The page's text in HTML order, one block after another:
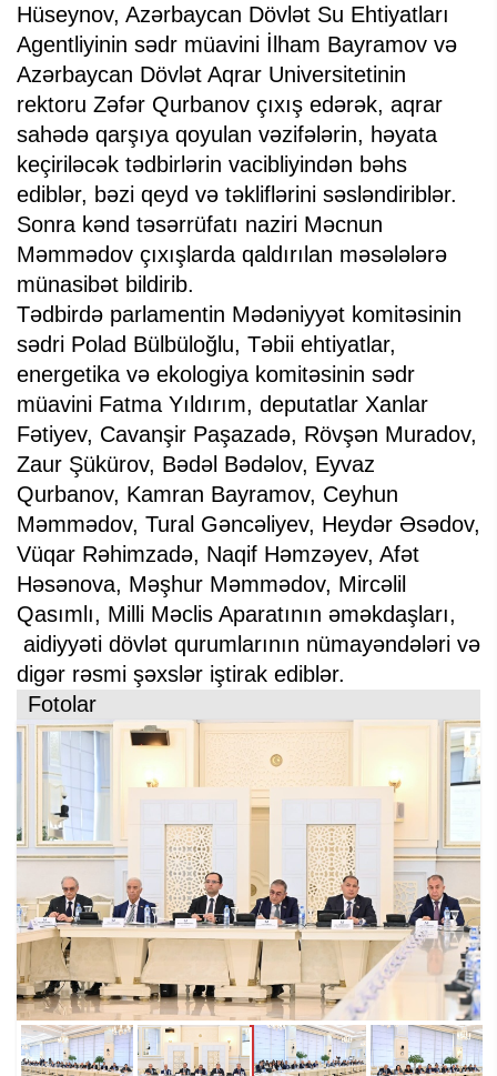
Hüseynov, Azərbaycan Dövlət Su Ehtiyatları
Agentliyinin sədr müavini İlham Bayramov və
Azərbaycan Dövlət Aqrar Universitetinin
rektoru Zəfər Qurbanov çıxış edərək, aqrar
sahədə qarşıya qoyulan vəzifələrin, həyata
keçiriləcək tədbirlərin vacibliyindən bəhs
ediblər, bəzi qeyd və təkliflərini səsləndiriblər.
Sonra kənd təsərrüfatı naziri Məcnun
Məmmədov çıxışlarda qaldırılan məsələlərə
münasibət bildirib.
Tədbirdə parlamentin Mədəniyyət komitəsinin
sədri Polad Bülbüloğlu, Təbii ehtiyatlar,
energetika və ekologiya komitəsinin sədr
müavini Fatma Yıldırım, deputatlar Xanlar
Fətiyev, Cavanşir Paşazadə, Rövşən Muradov,
Zaur Şükürov, Bədəl Bədəlov, Eyvaz
Qurbanov, Kamran Bayramov, Ceyhun
Məmmədov, Tural Gəncəliyev, Heydər Əsədov,
Vüqar Rəhimzadə, Naqif Həmzəyev, Afət
Həsənova, Məşhur Məmmədov, Mircəlil
Qasımlı, Milli Məclis Aparatının əməkdaşları,
aidiyyəti dövlət qurumlarının nümayəndələri və
digər rəsmi şəxslər iştirak ediblər.
Fotolar